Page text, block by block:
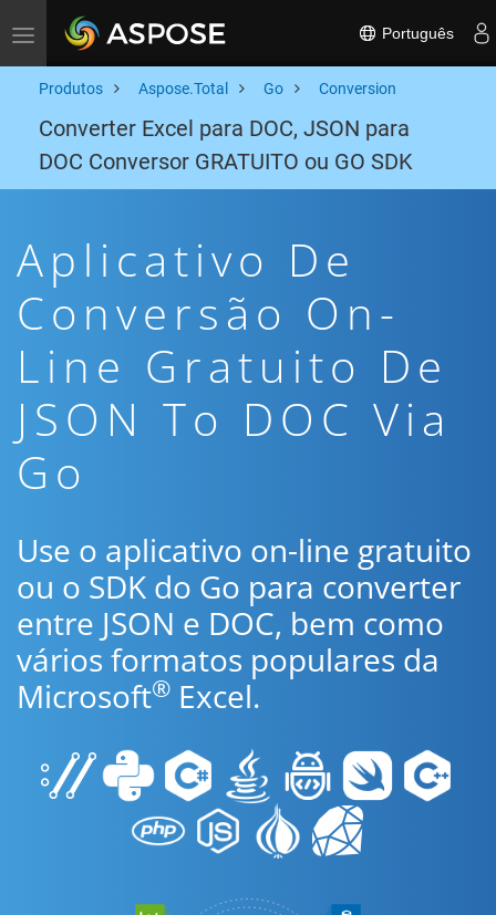
Toggle navigation Português
Produtos Aspose.Total Go Conversion
Converter Excel para DOC, JSON para
DOC Conversor GRATUITO ou GO SDK
Aplicativo De
Conversão On-
Line Gratuito De
JSON To DOC Via
Go
Use o aplicativo on-line gratuito
ou o SDK do Go para converter
entre JSON e DOC, bem como
vários formatos populares da
Microsoft® Excel.